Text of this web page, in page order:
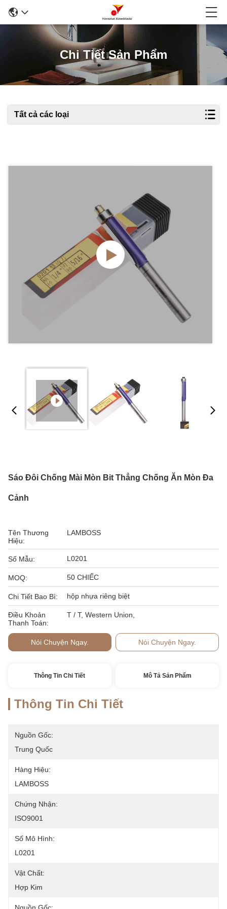
Chi Tiết Sản Phẩm
Tất cả các loại
Sáo Đôi Chống Mài Mòn Bit Thẳng Chống Ăn Mòn Đa
Cảnh
Tên Thương
Hiệu:
LAMBOSS
Số Mẫu: L0201
MOQ: 50 CHIẾC
Chi Tiết Bao Bì: hộp nhựa riêng biệt
Điều Khoản
Thanh Toán:
T / T, Western Union,
Nói Chuyện Ngay. Nói Chuyện Ngay.
Thông Tin Chi Tiết Mô Tả Sản Phẩm
Thông Tin Chi Tiết
Nguồn Gốc:
Trung Quốc
Hàng Hiệu:
LAMBOSS
Chứng Nhận:
ISO9001
Số Mô Hình:
L0201
Vật Chất:
Hợp Kim